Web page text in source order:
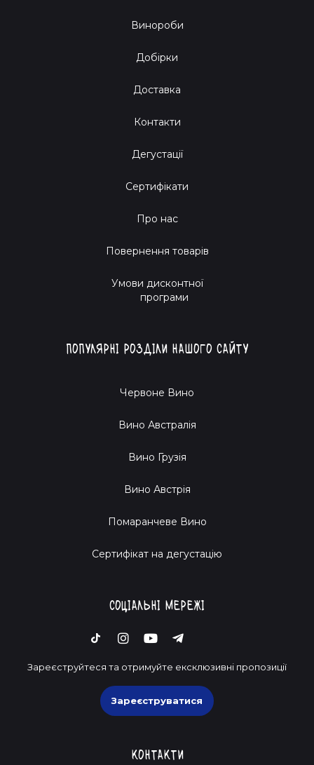
Винороби
Добірки
Доставка
Контакти
Дегустації
Сертифікати
Про нас
Повернення товарів
Умови дисконтної
програми
Популярні розділи нашого сайту
Червоне Вино
Вино Австралія
Вино Грузія
Вино Австрія
Помаранчеве Вино
Cертифікат на дегустацію
Соціальні мережі
Зареєструйтеся та отримуйте ексклюзивні пропозиції
Зареєструватися
Контакти